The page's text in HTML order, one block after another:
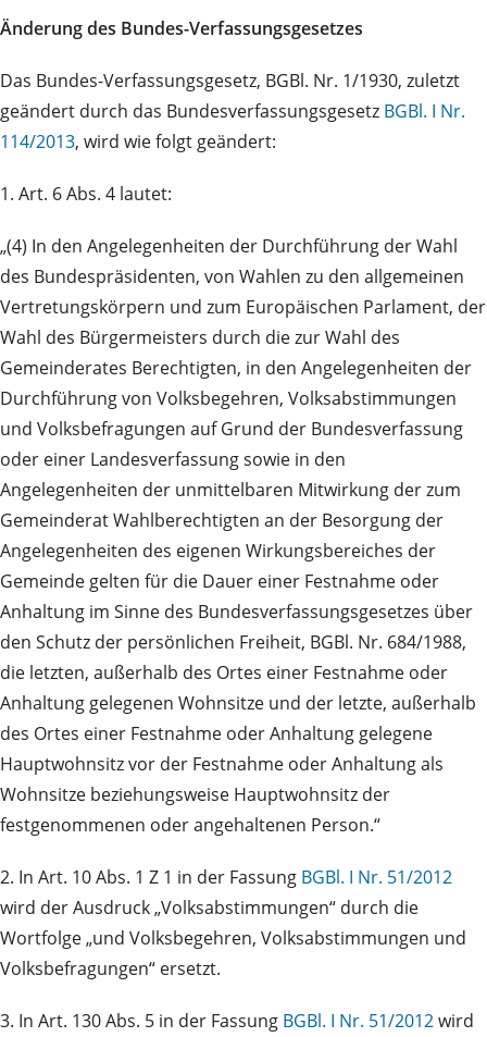
Änderung des Bundes-Verfassungsgesetzes
Das Bundes-Verfassungsgesetz, BGBl. Nr. 1/1930, zuletzt
geändert durch das Bundesverfassungsgesetz BGBl. I Nr.
114/2013, wird wie folgt geändert:
1. Art. 6 Abs. 4 lautet:
„(4) In den Angelegenheiten der Durchführung der Wahl
des Bundespräsidenten, von Wahlen zu den allgemeinen
Vertretungskörpern und zum Europäischen Parlament, der
Wahl des Bürgermeisters durch die zur Wahl des
Gemeinderates Berechtigten, in den Angelegenheiten der
Durchführung von Volksbegehren, Volksabstimmungen
und Volksbefragungen auf Grund der Bundesverfassung
oder einer Landesverfassung sowie in den
Angelegenheiten der unmittelbaren Mitwirkung der zum
Gemeinderat Wahlberechtigten an der Besorgung der
Angelegenheiten des eigenen Wirkungsbereiches der
Gemeinde gelten für die Dauer einer Festnahme oder
Anhaltung im Sinne des Bundesverfassungsgesetzes über
den Schutz der persönlichen Freiheit, BGBl. Nr. 684/1988,
die letzten, außerhalb des Ortes einer Festnahme oder
Anhaltung gelegenen Wohnsitze und der letzte, außerhalb
des Ortes einer Festnahme oder Anhaltung gelegene
Hauptwohnsitz vor der Festnahme oder Anhaltung als
Wohnsitze beziehungsweise Hauptwohnsitz der
festgenommenen oder angehaltenen Person.“
2. In Art. 10 Abs. 1 Z 1 in der Fassung BGBl. I Nr. 51/2012
wird der Ausdruck „Volksabstimmungen“ durch die
Wortfolge „und Volksbegehren, Volksabstimmungen und
Volksbefragungen“ ersetzt.
3. In Art. 130 Abs. 5 in der Fassung BGBl. I Nr. 51/2012wird